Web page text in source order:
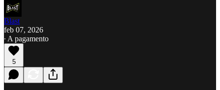
Blast
feb 07, 2026
∙ A pagamento
5